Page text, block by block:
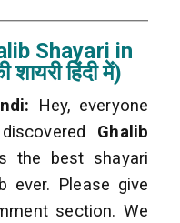
Shayari in
शायरी हिंदी में)
Hey, everyone
Ghalib
the best shayari
ever. Please give
section. We